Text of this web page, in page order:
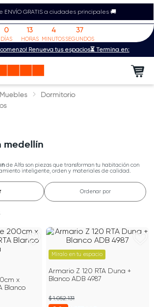
ENVÍO GRATIS a ciudades principales 🚚
Renueva tus espacios⏳ Termina en:
0
DÍAS
13
HORAS
4
MINUTOS
37
SEGUNDOS
Muebles
Dormitorio
medellín
de Alfa son piezas que transforman tu habitación con
inteligente, orden y materiales de calidad.
Ordenar por
x
Blanco
Míralo en tu espacio
Armario Z 120 RTA Duna +
Blanco ADB 4987
$ 1.052.131